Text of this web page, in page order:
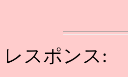
レスポンス: